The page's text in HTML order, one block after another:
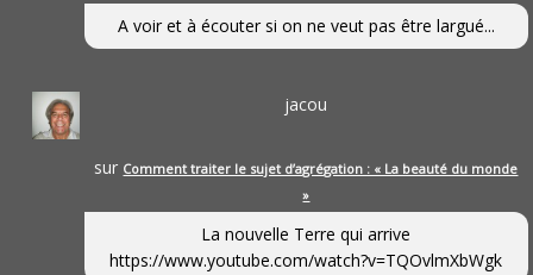
A voir et à écouter si on ne veut pas être largué...
jacou
sur Comment traiter le sujet d’agrégation : « La beauté du monde
»
La nouvelle Terre qui arrive
https://www.youtube.com/watch?v=TQOvlmXbWgk